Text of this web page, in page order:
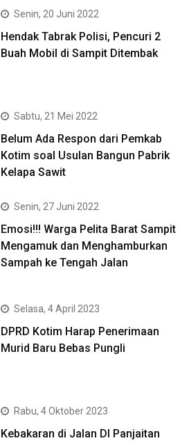
Senin, 20 Juni 2022
Hendak Tabrak Polisi, Pencuri 2
Buah Mobil di Sampit Ditembak
Sabtu, 21 Mei 2022
Belum Ada Respon dari Pemkab
Kotim soal Usulan Bangun Pabrik
Kelapa Sawit
Senin, 27 Juni 2022
Emosi!!! Warga Pelita Barat Sampit
Mengamuk dan Menghamburkan
Sampah ke Tengah Jalan
Selasa, 4 April 2023
DPRD Kotim Harap Penerimaan
Murid Baru Bebas Pungli
Rabu, 4 Oktober 2023
Kebakaran di Jalan DI Panjaitan